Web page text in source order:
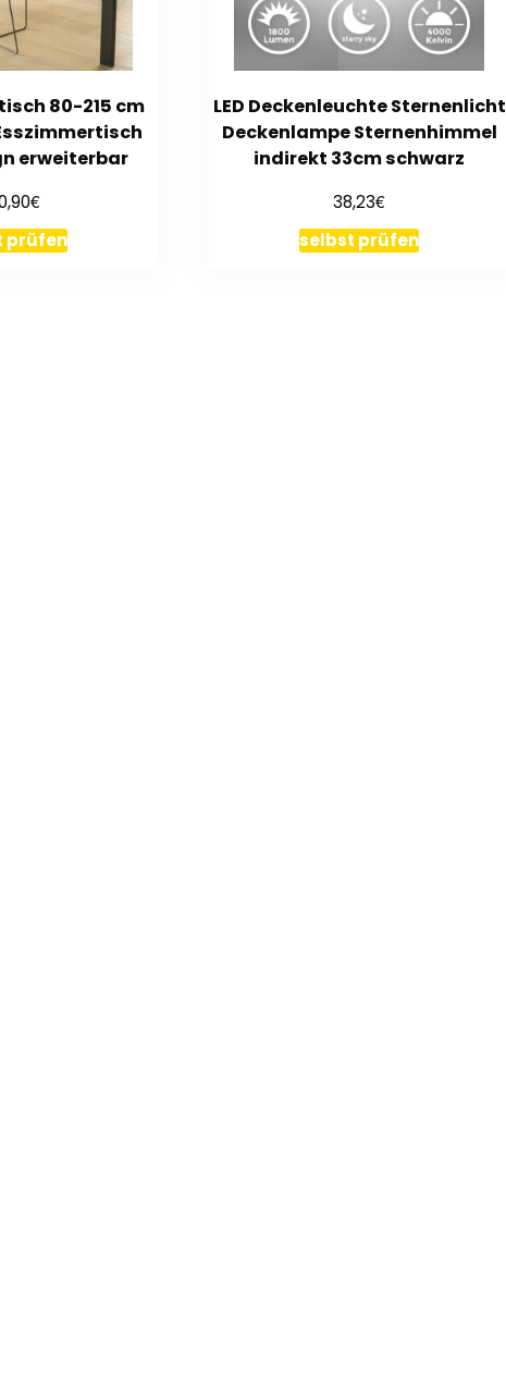
80-215 cm
erweiterbar
€
prüfen
LED Deckenleuchte Sternenlicht
Deckenlampe Sternenhimmel
indirekt 33cm schwarz
38,23€
selbst prüfen